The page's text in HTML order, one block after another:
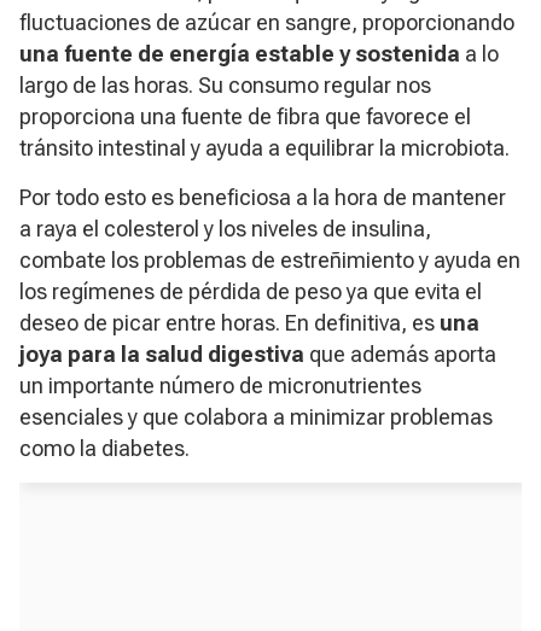
fluctuaciones de azúcar en sangre, proporcionando
una fuente de energía estable y sostenida a lo
largo de las horas. Su consumo regular nos
proporciona una fuente de fibra que favorece el
tránsito intestinal y ayuda a equilibrar la microbiota.
Por todo esto es beneficiosa a la hora de mantener
a raya el colesterol y los niveles de insulina,
combate los problemas de estreñimiento y ayuda en
los regímenes de pérdida de peso ya que evita el
deseo de picar entre horas. En definitiva, es una
joya para la salud digestiva que además aporta
un importante número de micronutrientes
esenciales y que colabora a minimizar problemas
como la diabetes.